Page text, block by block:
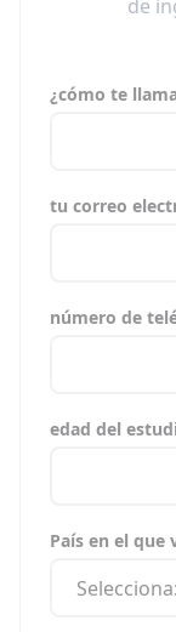
de
¿cómo te
tu correo
número de
edad del
País en el que